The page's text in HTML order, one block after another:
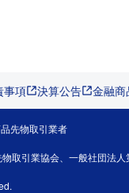
事項 決算公告 金融
先物取引業者
取引業協会、一般社団法